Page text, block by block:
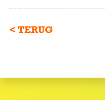
< TERUG